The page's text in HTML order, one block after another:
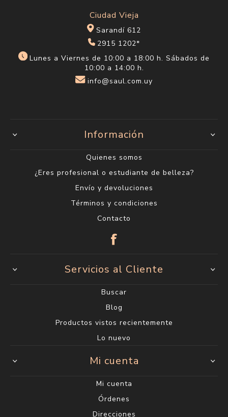
Ciudad Vieja
Sarandí 612
2915 1202*
Lunes a Viernes de 10:00 a 18:00 h. Sábados de
10:00 a 14:00 h.
info@saul.com.uy
Información
Quienes somos
¿Eres profesional o estudiante de belleza?
Envío y devoluciones
Términos y condiciones
Contacto
Servicios al Cliente
Buscar
Blog
Productos vistos recientemente
Lo nuevo
Mi cuenta
Mi cuenta
Órdenes
Direcciones